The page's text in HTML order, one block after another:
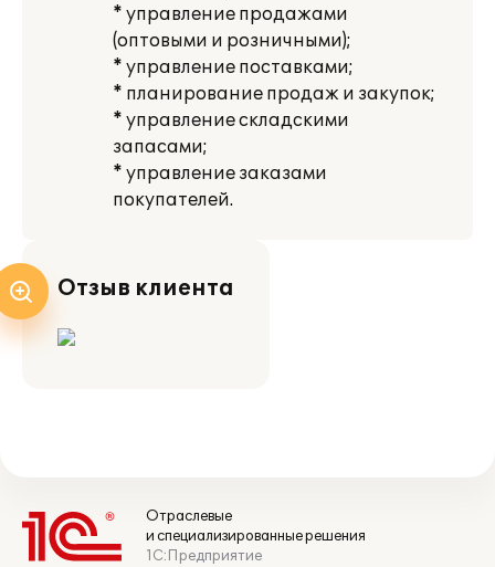
* управление продажами
(оптовыми и розничными);
* управление поставками;
* планирование продаж и закупок;
* управление складскими
запасами;
* управление заказами
покупателей.
Отзыв клиента
Отраслевые
и специализированные решения
1С:Предприятие